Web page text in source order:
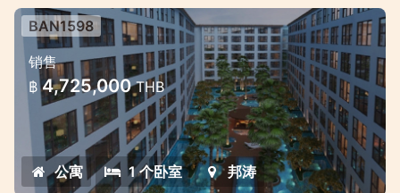
位于邦涛优越位置的新住宅
邦涛的豪华公寓，靠近海滩
BAN1598
销售
฿ 4,725,000THB
公寓 1 个卧室 邦涛